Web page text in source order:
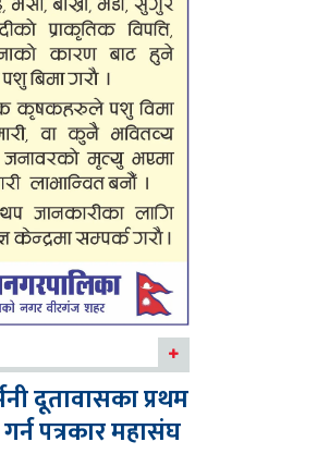
दूतावासका प्रथम
पत्रकार महासंघ